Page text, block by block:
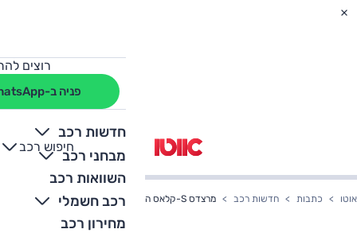
רוצים
פניה ב-WhatsApp
חדשות רכב
מבחני רכב
השוואות רכב
רכב חשמלי
מחירון רכב
חיפוש רכב
+
-
אוטו כתבות חדשות רכב מרצדס S-קלאס הבאה תוצע גם כ'פלאג אין'